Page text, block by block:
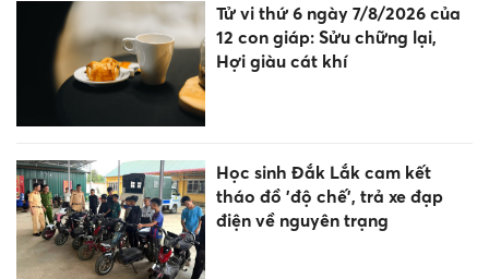
Tử vi thứ 6 ngày 7/8/2026 của
12 con giáp: Sửu chững lại,
Hợi giàu cát khí
Học sinh Đắk Lắk cam kết
tháo đồ 'độ chế', trả xe đạp
điện về nguyên trạng